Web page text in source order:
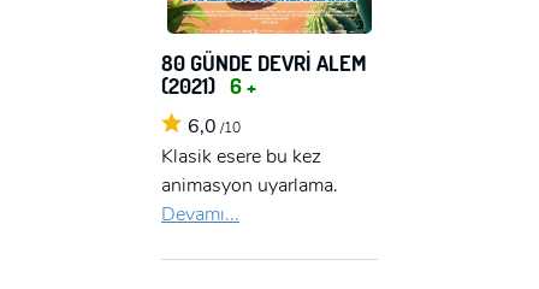
80 GÜNDE DEVRİ ALEM
(2021) 6 +
6,0 /10
Klasik esere bu kez
animasyon uyarlama.
Devamı...